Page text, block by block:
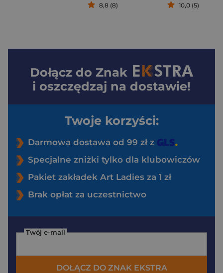
8,8 (8) 10,0 (5)
Dołącz do Znak
i oszczędzaj na dostawie!
Twoje korzyści:
Darmowa dostawa od 99 zł z
Specjalne zniżki tylko dla klubowiczów
Pakiet zakładek Art Ladies za 1 zł
Brak opłat za uczestnictwo
Twój e-mail
DOŁĄCZ DO ZNAK EKSTRA